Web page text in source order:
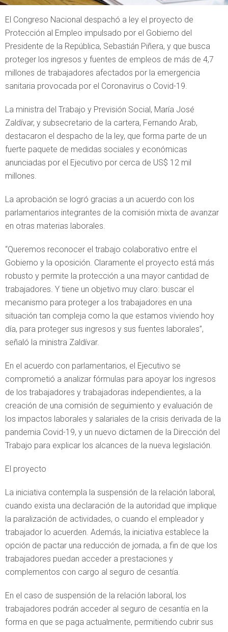
El Congreso Nacional despachó a ley el proyecto de
Protección al Empleo impulsado por el Gobierno del
Presidente de la República, Sebastián Piñera, y que busca
proteger los ingresos y fuentes de empleos de más de 4,7
millones de trabajadores afectados por la emergencia
sanitaria provocada por el Coronavirus o Covid-19.
La ministra del Trabajo y Previsión Social, María José
Zaldívar, y subsecretario de la cartera, Fernando Arab,
destacaron el despacho de la ley, que forma parte de un
fuerte paquete de medidas sociales y económicas
anunciadas por el Ejecutivo por cerca de US$ 12 mil
millones.
La aprobación se logró gracias a un acuerdo con los
parlamentarios integrantes de la comisión mixta de avanzar
en otras materias laborales.
“Queremos reconocer el trabajo colaborativo entre el
Gobierno y la oposición. Claramente el proyecto está más
robusto y permite la protección a una mayor cantidad de
trabajadores. Y tiene un objetivo muy claro: buscar el
mecanismo para proteger a los trabajadores en una
situación tan compleja como la que estamos viviendo hoy
día, para proteger sus ingresos y sus fuentes laborales”,
señaló la ministra Zaldívar.
En el acuerdo con parlamentarios, el Ejecutivo se
comprometió a analizar fórmulas para apoyar los ingresos
de los trabajadores y trabajadoras independientes, a la
creación de una comisión de seguimiento y evaluación de
los impactos laborales y salariales de la crisis derivada de la
pandemia Covid-19, y un nuevo dictamen de la Dirección del
Trabajo para explicar los alcances de la nueva legislación.
El proyecto
La iniciativa contempla la suspensión de la relación laboral,
cuando exista una declaración de la autoridad que implique
la paralización de actividades, o cuando el empleador y
trabajador lo acuerden. Además, la iniciativa establece la
opción de pactar una reducción de jornada, a fin de que los
trabajadores puedan acceder a prestaciones y
complementos con cargo al seguro de cesantía.
En el caso de suspensión de la relación laboral, los
trabajadores podrán acceder al seguro de cesantía en la
forma en que se paga actualmente, permitiendo cubrir sus